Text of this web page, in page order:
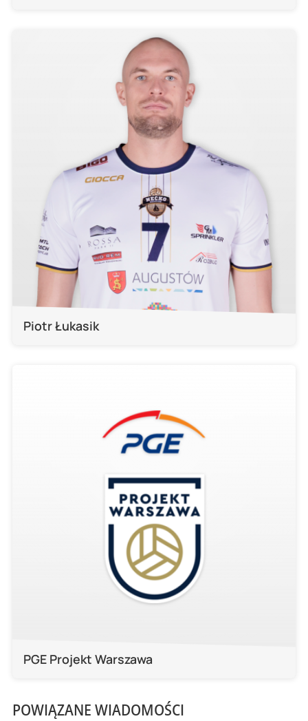
Piotr Łukasik
PGE Projekt Warszawa
POWIĄZANE WIADOMOŚCI